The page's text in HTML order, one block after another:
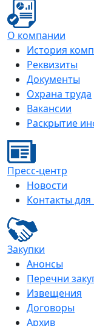
О компании
История
Реквизиты
Документы
Охрана труда
Вакансии
Раскрытие
Пресс-центр
Новости
Контакты
Закупки
Анонсы
Перечни
Извещения
Договоры
Архив